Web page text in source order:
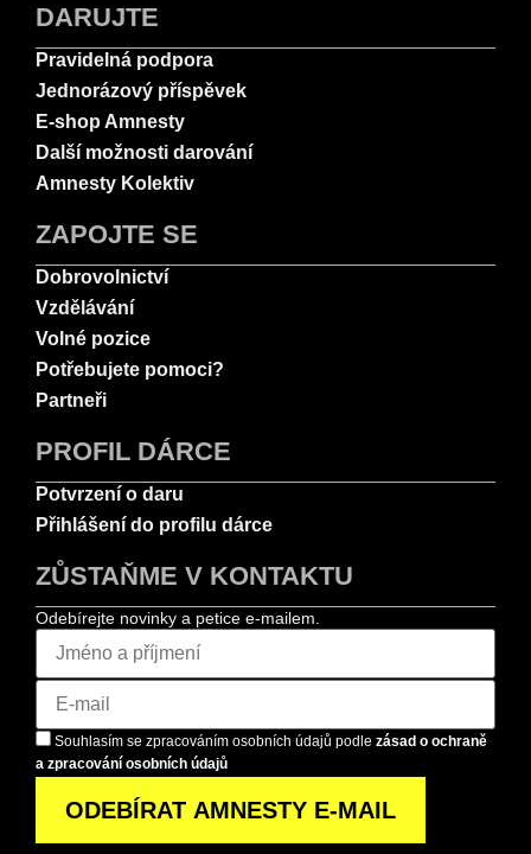
DARUJTE
Pravidelná podpora
Jednorázový příspěvek
E-shop Amnesty
Další možnosti darování
Amnesty Kolektiv
ZAPOJTE SE
Dobrovolnictví
Vzdělávání
Volné pozice
Potřebujete pomoci?
Partneři
PROFIL DÁRCE
Potvrzení o daru
Přihlášení do profilu dárce
ZŮSTAŇME V KONTAKTU
Odebírejte novinky a petice e-mailem.
Souhlasím se zpracováním osobních údajů podle zásad o ochraně
a zpracování osobních údajů